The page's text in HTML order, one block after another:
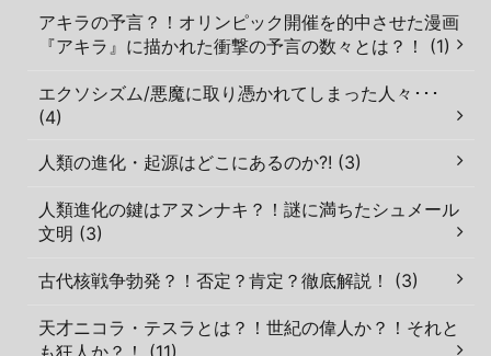
アキラの予言？！オリンピック開催を的中させた漫画
『アキラ』に描かれた衝撃の予言の数々とは？！ (1)
エクソシズム/悪魔に取り憑かれてしまった人々･･･
(4)
人類の進化・起源はどこにあるのか?! (3)
人類進化の鍵はアヌンナキ？！謎に満ちたシュメール
文明 (3)
古代核戦争勃発？！否定？肯定？徹底解説！ (3)
天才ニコラ・テスラとは？！世紀の偉人か？！それと
も狂人か？！ (11)